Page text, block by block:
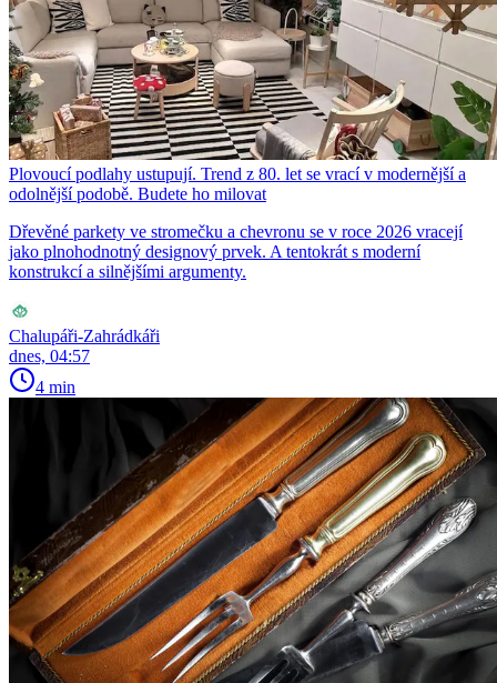
Plovoucí podlahy ustupují. Trend z 80. let se vrací v modernější a
odolnější podobě. Budete ho milovat
Dřevěné parkety ve stromečku a chevronu se v roce 2026 vracejí
jako plnohodnotný designový prvek. A tentokrát s moderní
konstrukcí a silnějšími argumenty.
Chalupáři-Zahrádkáři
dnes, 04:57
4 min